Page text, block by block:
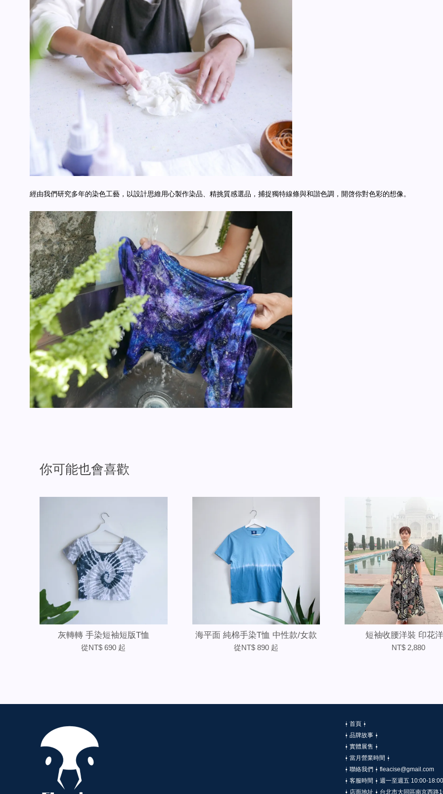
經由我們研究多年的染色工藝，以設計思維用心製作染品、精挑質感選品，捕捉獨特線條與和諧色調，開啓你對色彩的想像。
你可能也會喜歡
灰轉轉 手染短袖短版T恤
從NT$ 690 起
海平面 純棉手染T恤 中性款/女款
從NT$ 890 起
短袖收腰洋裝 印花
NT$ 2,880
⍿ 首頁 ⍿
⍿ 品牌故事 ⍿
⍿ 實體展售 ⍿
⍿ 當月營業時間 ⍿
⍿ 聯絡我們 ⍿ fleacise@gmail.com
⍿ 客服時間 ⍿ 週一至週五 10:00-18:00
⍿ 店面地址 ⍿ 台北市大同區南京西路